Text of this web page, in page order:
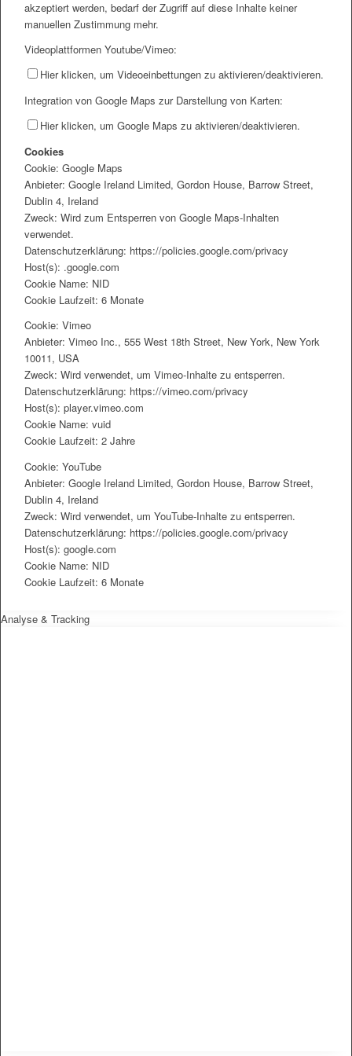
akzeptiert werden, bedarf der Zugriff auf diese Inhalte keiner
manuellen Zustimmung mehr.
Videoplattformen Youtube/Vimeo:
Hier klicken, um Videoeinbettungen zu aktivieren/deaktivieren.
Integration von Google Maps zur Darstellung von Karten:
Hier klicken, um Google Maps zu aktivieren/deaktivieren.
Cookies
Cookie: Google Maps
Anbieter: Google Ireland Limited, Gordon House, Barrow Street,
Dublin 4, Ireland
Zweck: Wird zum Entsperren von Google Maps-Inhalten
verwendet.
Datenschutzerklärung: https://policies.google.com/privacy
Host(s): .google.com
Cookie Name: NID
Cookie Laufzeit: 6 Monate
Cookie: Vimeo
Anbieter: Vimeo Inc., 555 West 18th Street, New York, New York
10011, USA
Zweck: Wird verwendet, um Vimeo-Inhalte zu entsperren.
Datenschutzerklärung: https://vimeo.com/privacy
Host(s): player.vimeo.com
Cookie Name: vuid
Cookie Laufzeit: 2 Jahre
Cookie: YouTube
Anbieter: Google Ireland Limited, Gordon House, Barrow Street,
Dublin 4, Ireland
Zweck: Wird verwendet, um YouTube-Inhalte zu entsperren.
Datenschutzerklärung: https://policies.google.com/privacy
Host(s): google.com
Cookie Name: NID
Cookie Laufzeit: 6 Monate
Analyse & Tracking